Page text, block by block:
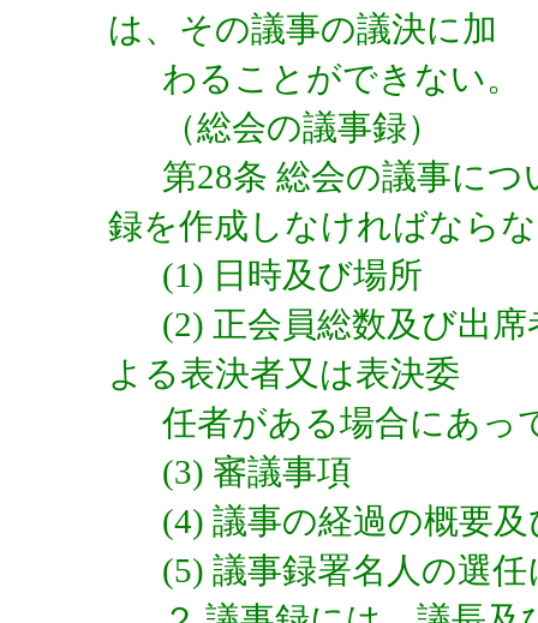
は、その議事の議決に加
わることができない。
（総会の議事録）
第28条 総会の議事に
録を作成しなければなら
(1) 日時及び場所
(2) 正会員総数及び出
よる表決者又は表決委
任者がある場合にあっ
(3) 審議事項
(4) 議事の経過の概要
(5) 議事録署名人の選